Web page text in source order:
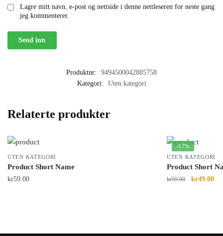
Lagre mitt navn, e-post og nettside i denne nettleseren for neste gang
jeg kommenterer.
Produktnr:
9494500042885758
Kategori:
Uten kategori
Relaterte produkter
UTEN KATEGORI
Product Short Name
kr59.00
-17%
UTEN KATEGORI
Product Short
kr59.00 kr49.00